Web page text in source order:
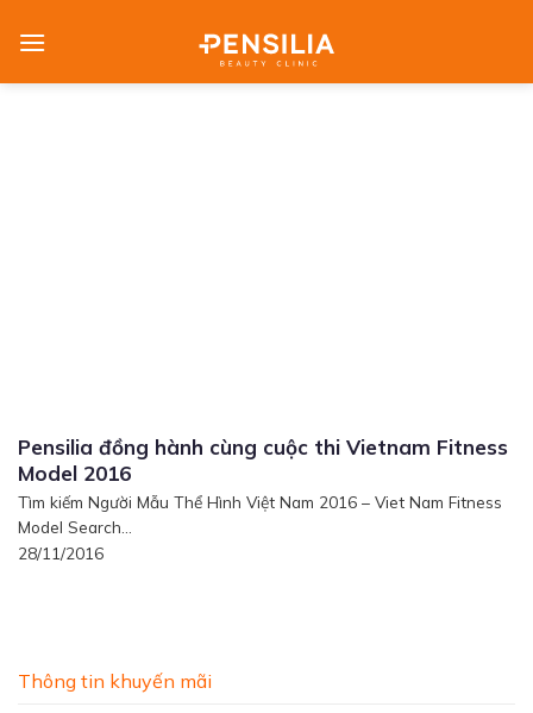
Thông tin khuyến mãi
Pensilia đồng hành cùng cuộc thi Vietnam Fitness
Model 2016
Tìm kiếm Người Mẫu Thể Hình Việt Nam 2016 – Viet Nam Fitness
Model Search...
28/11/2016